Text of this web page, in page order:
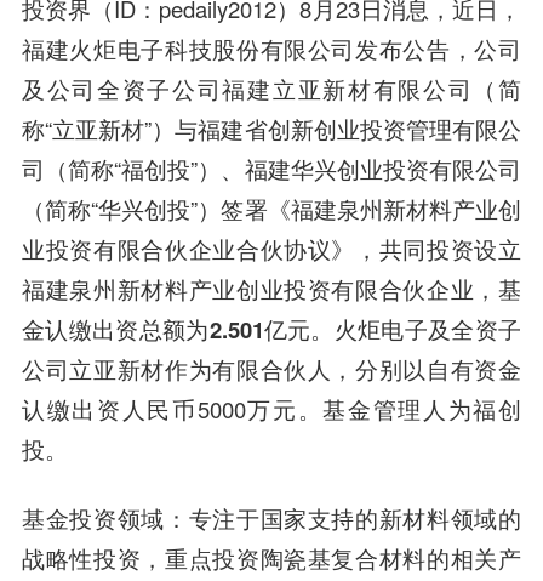
投资界（ID：pedaily2012）8月23日消息，近日，
福建火炬电子科技股份有限公司发布公告，公司
及公司全资子公司福建立亚新材有限公司（简
称“立亚新材”）与福建省创新创业投资管理有限公
司（简称“福创投”）、福建华兴创业投资有限公司
（简称“华兴创投”）签署《福建泉州新材料产业创
业投资有限合伙企业合伙协议》，共同投资设立
福建泉州新材料产业创业投资有限合伙企业 ，基
金认缴出资总额为2.501亿元。火炬电子及全资子
公司立亚新材作为有限合伙人，分别以自有资金
认缴出资人民币5000万元。基金管理人为福创
投。
基金投资领域：专注于国家支持的新材料领域的
战略性投资，重点投资陶瓷基复合材料的相关产